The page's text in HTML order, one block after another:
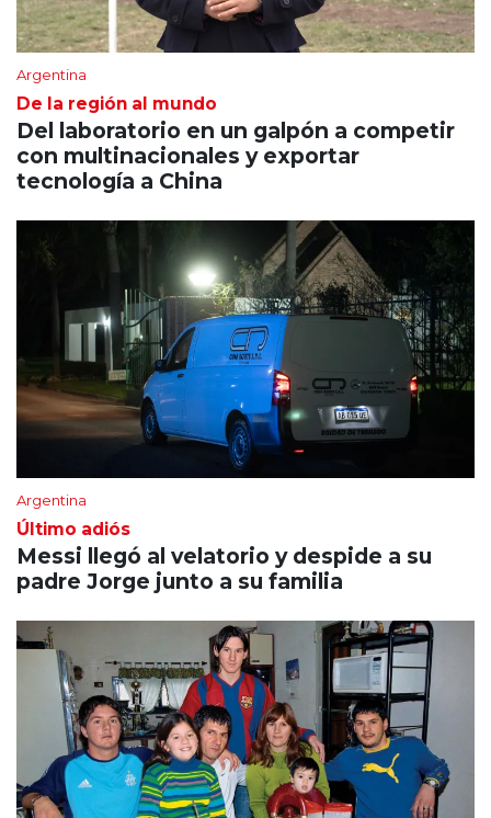
Argentina
De la región al mundo
Del laboratorio en un galpón a competir
con multinacionales y exportar
tecnología a China
Argentina
Último adiós
Messi llegó al velatorio y despide a su
padre Jorge junto a su familia